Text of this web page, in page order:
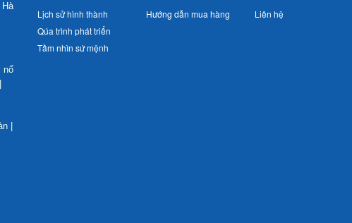
nổ
Lịch sử hình thành
Qúa trình phát triển
Tầm nhìn sứ mệnh
Hướng dẫn mua hàng Liên hệ